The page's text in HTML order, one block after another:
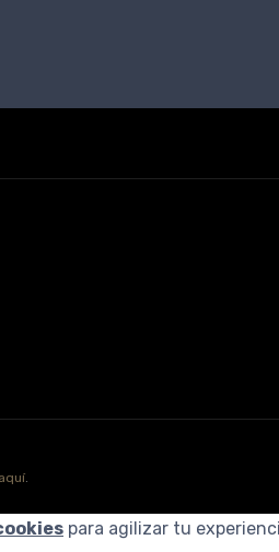
.
para agilizar tu